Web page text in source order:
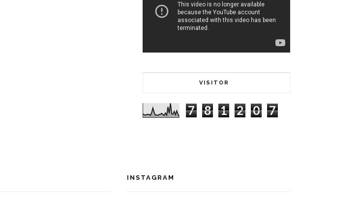
VISITOR
7 8 1 2 0 7
INSTAGRAM